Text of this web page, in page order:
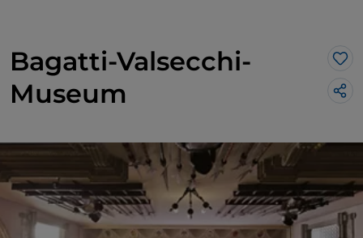
Bagatti-Valsecchi-
Museum